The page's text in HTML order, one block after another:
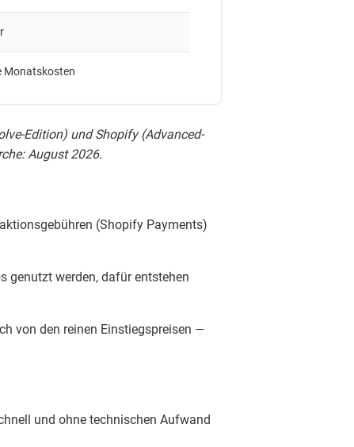
Monatskosten
Edition) und Shopify (Advanced-
August 2026.
(Shopify Payments)
genutzt werden, dafür entstehen
von den reinen Einstiegspreisen —
und ohne technischen Aufwand